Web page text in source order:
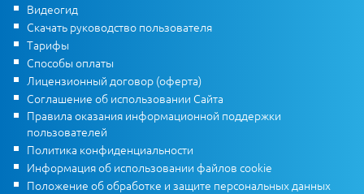
Видеогид
Скачать руководство пользователя
Тарифы
Способы оплаты
Лицензионный договор (оферта)
Соглашение об использовании Сайта
Правила оказания информационной поддержки
пользователей
Политика конфиденциальности
Информация об использовании файлов cookie
Положение об обработке и защите персональных данных